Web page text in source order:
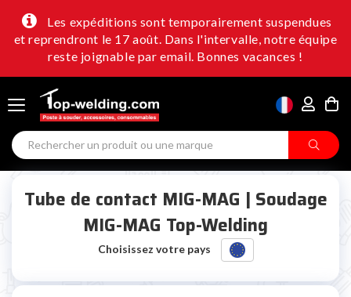
Les expéditions sont temporairement suspendues
et reprendront le 17 août. Dans l'intervalle, notre équipe
reste joignable par email. Bonnes vacances !
Tube de contact MIG-MAG | Soudage
MIG-MAG Top-Welding
Choisissez votre pays